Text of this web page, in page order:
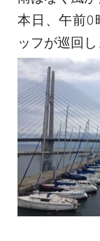
本日、午前0
ッフが巡回し